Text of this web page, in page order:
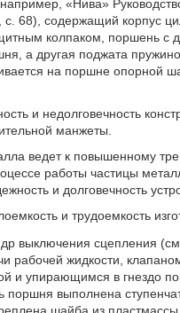
«Нива»
с. 68), содержащий корпус
колпаком, поршень с
а другая поджата
на поршне опорной
и недолговечность
манжеты.
ведет к повышенному
работы частицы
и долговечность
и трудоемкость
выключения сцепления (см.
жидкости,
и упирающимся в гнездо
поршня выполнена